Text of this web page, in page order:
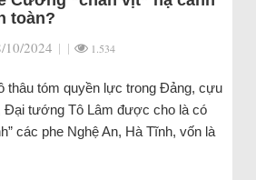
toàn?
10/2024 | | 1.534
thâu tóm quyền lực trong Đảng, cựu
Đại tướng Tô Lâm được cho là có
các phe Nghệ An, Hà Tĩnh, vốn là